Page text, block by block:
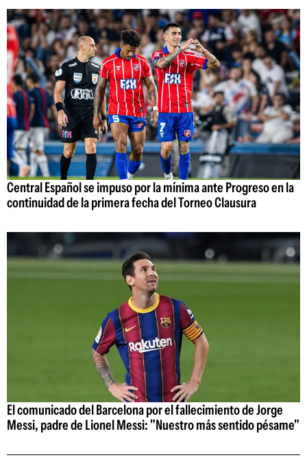
Central Español se impuso por la mínima ante Progreso en la
continuidad de la primera fecha del Torneo Clausura
El comunicado del Barcelona por el fallecimiento de Jorge
Messi, padre de Lionel Messi: "Nuestro más sentido pésame"